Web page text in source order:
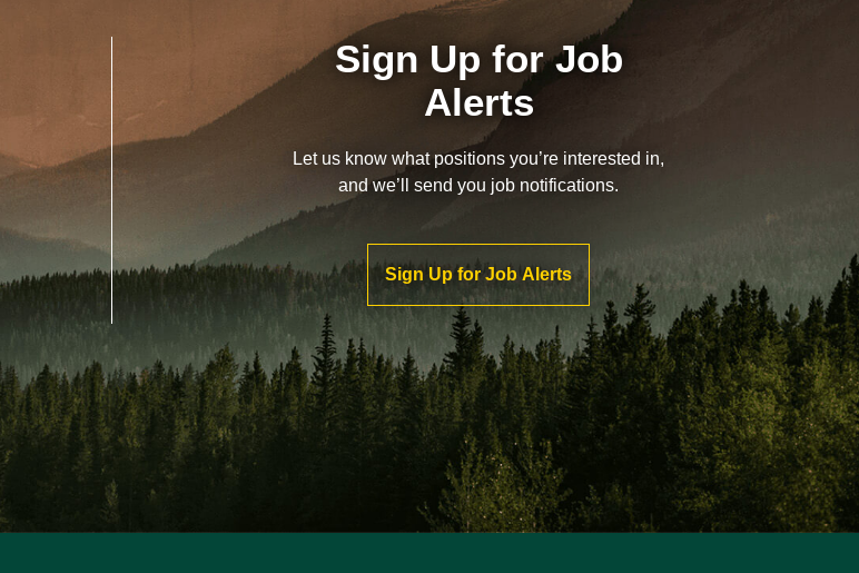
Sign Up for Job
Alerts
Let us know what positions you’re interested in,
and we’ll send you job notifications.
Sign Up for Job Alerts